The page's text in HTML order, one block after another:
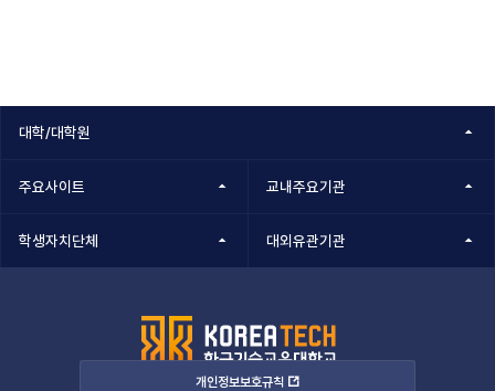
대학/대학원
주요사이트 교내주요기관
학생자치단체 대외유관기관
개인정보보호규칙